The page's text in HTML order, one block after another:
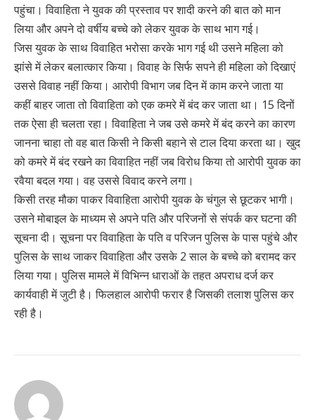
पहुंचा। विवाहिता ने युवक की प्रस्ताव पर शादी करने की बात को मान
लिया और अपने दो वर्षीय बच्चे को लेकर युवक के साथ भाग गई।
जिस युवक के साथ विवाहित भरोसा करके भाग गई थी उसने महिला को
झांसे में लेकर बलात्कार किया। विवाह के सिर्फ सपने ही महिला को दिखाएं
उससे विवाह नहीं किया। आरोपी विभाग जब दिन में काम करने जाता या
कहीं बाहर जाता तो विवाहिता को एक कमरे में बंद कर जाता था। 15 दिनों
तक ऐसा ही चलता रहा। विवाहिता ने जब उसे कमरे में बंद करने का कारण
जानना चाहा तो वह बात किसी ने किसी बहाने से टाल दिया करता था। खुद
को कमरे में बंद रखने का विवाहित नहीं जब विरोध किया तो आरोपी युवक का
रवैया बदल गया। वह उससे विवाद करने लगा।
किसी तरह मौका पाकर विवाहिता आरोपी युवक के चंगुल से छूटकर भागी।
उसने मोबाइल के माध्यम से अपने पति और परिजनों से संपर्क कर घटना की
सूचना दी। सूचना पर विवाहिता के पति व परिजन पुलिस के पास पहुंचे और
पुलिस के साथ जाकर विवाहिता और उसके 2 साल के बच्चे को बरामद कर
लिया गया। पुलिस मामले में विभिन्न धाराओं के तहत अपराध दर्ज कर
कार्यवाही में जुटी है। फिलहाल आरोपी फरार है जिसकी तलाश पुलिस कर
रही है।